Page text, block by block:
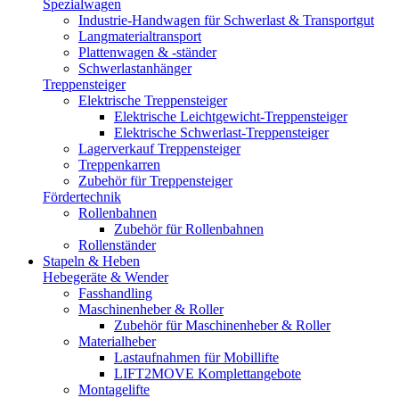
Spezialwagen
Industrie-Handwagen für Schwerlast & Transportgut
Langmaterialtransport
Plattenwagen & -ständer
Schwerlastanhänger
Treppensteiger
Elektrische Treppensteiger
Elektrische Leichtgewicht-Treppensteiger
Elektrische Schwerlast-Treppensteiger
Lagerverkauf Treppensteiger
Treppenkarren
Zubehör für Treppensteiger
Fördertechnik
Rollenbahnen
Zubehör für Rollenbahnen
Rollenständer
Stapeln & Heben
Hebegeräte & Wender
Fasshandling
Maschinenheber & Roller
Zubehör für Maschinenheber & Roller
Materialheber
Lastaufnahmen für Mobillifte
LIFT2MOVE Komplettangebote
Montagelifte